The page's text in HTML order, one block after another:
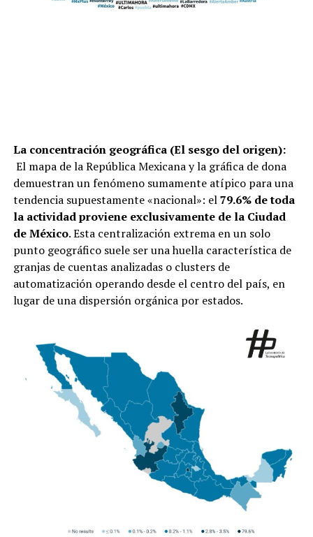
La concentración geográfica (El sesgo del origen):
El mapa de la República Mexicana y la gráfica de dona
demuestran un fenómeno sumamente atípico para una
tendencia supuestamente «nacional»: el79.6% de toda
la actividad proviene exclusivamente de la Ciudad
de México. Esta centralización extrema en un solo
punto geográfico suele ser una huella característica de
granjas de cuentas analizadas o clusters de
automatización operando desde el centro del país, en
lugar de una dispersión orgánica por estados.